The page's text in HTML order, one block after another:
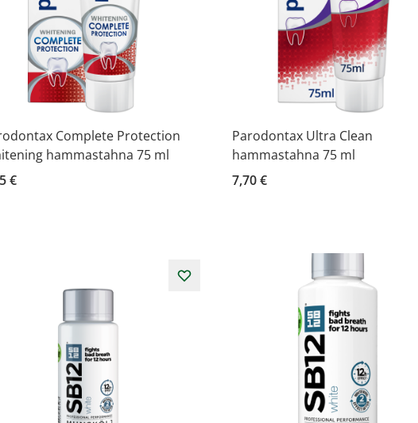
Complete Protection
hammastahna 75 ml
€
Parodontax Ultra Clean
hammastahna 75 ml
7,70 €